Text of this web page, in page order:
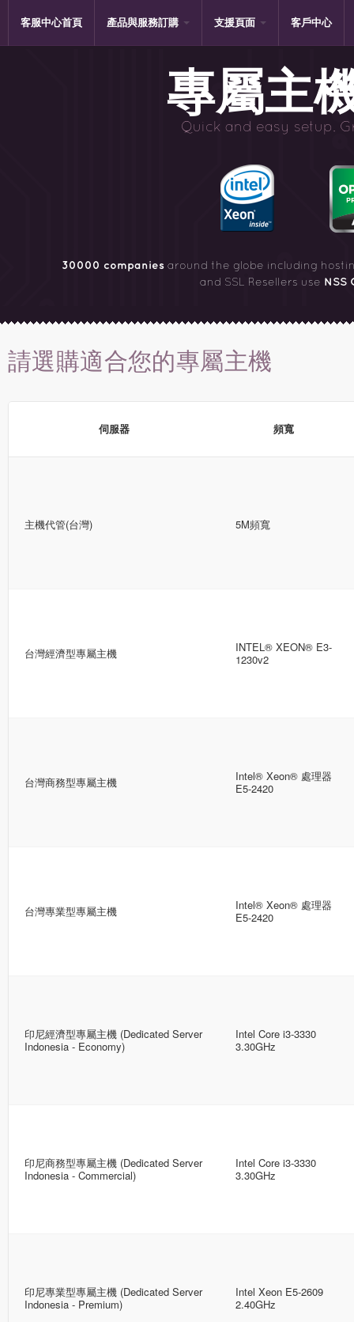
客服中心首頁 產品與服務訂購 支援頁面 客戶中心
專屬主
Quick and easy setup.
30000 companiesaround the globe including
and SSL Resellers use NSS
請選購適合您的專屬主機
伺服器 頻寬
主機代管(台灣) 5M頻寬
台灣經濟型專屬主機
INTEL® XEON® E3-
1230v2
台灣商務型專屬主機
Intel® Xeon® 處理器
E5-2420
台灣專業型專屬主機
Intel® Xeon® 處理器
E5-2420
印尼經濟型專屬主機 (Dedicated Server
Indonesia - Economy)
Intel Core i3-3330
3.30GHz
印尼商務型專屬主機 (Dedicated Server
Indonesia - Commercial)
Intel Core i3-3330
3.30GHz
印尼專業型專屬主機 (Dedicated Server
Indonesia - Premium)
Intel Xeon E5-2609
2.40GHz